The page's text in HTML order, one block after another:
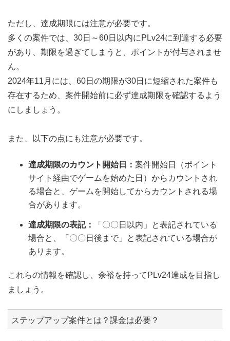
ただし、達成期限には注意が必要です。
多くの案件では、30日～60日以内にPLv24に到達する必要
があり、期限を過ぎてしまうと、ポイントが付与されませ
ん。
2024年11月には、60日の期限が30日に短縮された案件も
存在するため、案件開始前に必ず達成期限を確認するよう
にしましょう。
また、以下の点にも注意が必要です。
達成期限のカウント開始日： 案件開始日（ポイント
サイト経由でゲームを始めた日）からカウントされ
る場合と、ゲームを開始してからカウントされる場
合があります。
達成期限の表記：
「〇〇日以内」と表記されている
場合と、「〇〇日後まで」と表記されている場合が
あります。
これらの情報を確認し、余裕を持ってPLv24達成を目指し
ましょう。
ステップアップ案件とは？課金は必要？